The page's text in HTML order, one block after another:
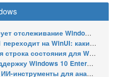
по глобальному идентификатору устройства
какие системные элементы обновит Microsoft
с виджетами и поддержкой нескольких мониторов
январе 2027 года. ESU продлят обновления до января 2030 года
производительности Windows: ETW MCP и WPA MCP